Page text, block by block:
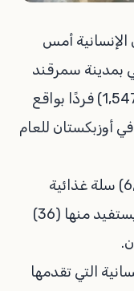
الإنسانية أمس
بمدينة سمرقند
في جمهورية أوزبكستان، استفاد منها (1,547) فردًا بواقع
أوزبكستان للعام
يذكر أن المشروع يهدف إلى توزيع (6,060) سلة غذائية
تشتمل على المواد الغذائية الأساسية، يستفيد منها (36)
التي تقدمها